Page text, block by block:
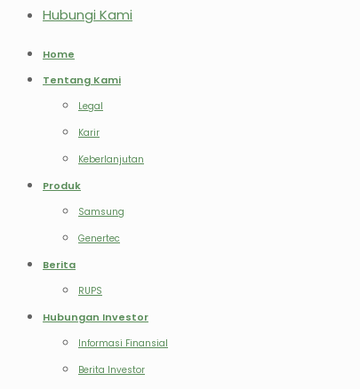
Hubungi Kami
Home
Tentang Kami
Legal
Karir
Keberlanjutan
Produk
Samsung
Genertec
Berita
RUPS
Hubungan Investor
Informasi Finansial
Berita Investor